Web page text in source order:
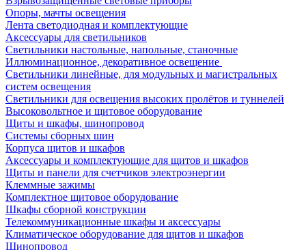
Опоры, мачты освещения
Лента светодиодная и комплектующие
Аксессуары для светильников
Светильники настольные, напольные, станочные
Иллюминационное, декоративное освещение
Светильники линейные, для модульных и магистральных
систем освещения
Светильники для освещения высоких пролётов и туннелей
Высоковольтное и щитовое оборудование
Щиты и шкафы, шинопровод
Системы сборных шин
Корпуса щитов и шкафов
Аксессуары и комплектующие для щитов и шкафов
Щиты и панели для счетчиков электроэнергии
Клеммные зажимы
Комплектное щитовое оборудование
Шкафы сборной конструкции
Телекоммуникационные шкафы и аксессуары
Климатическое оборудование для щитов и шкафов
Шинопровод